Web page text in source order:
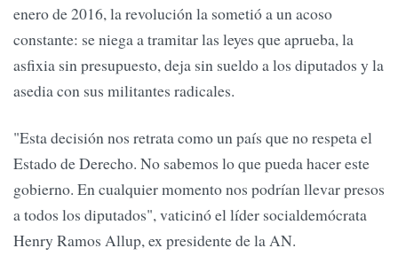
enero de 2016, la revolución la sometió a un acoso
constante: se niega a tramitar las leyes que aprueba, la
asfixia sin presupuesto, deja sin sueldo a los diputados y la
asedia con sus militantes radicales.
"Esta decisión nos retrata como un país que no respeta el
Estado de Derecho. No sabemos lo que pueda hacer este
gobierno. En cualquier momento nos podrían llevar presos
a todos los diputados", vaticinó el líder socialdemócrata
Henry Ramos Allup, ex presidente de la AN.